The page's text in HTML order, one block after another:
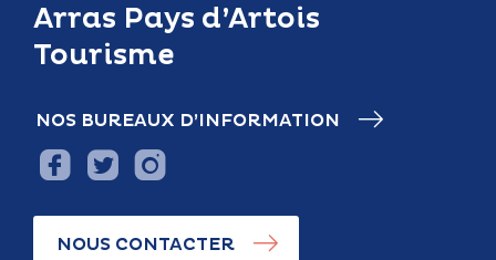
Arras Pays d’Artois
Tourisme
NOS BUREAUX D’INFORMATION
NOUS CONTACTER